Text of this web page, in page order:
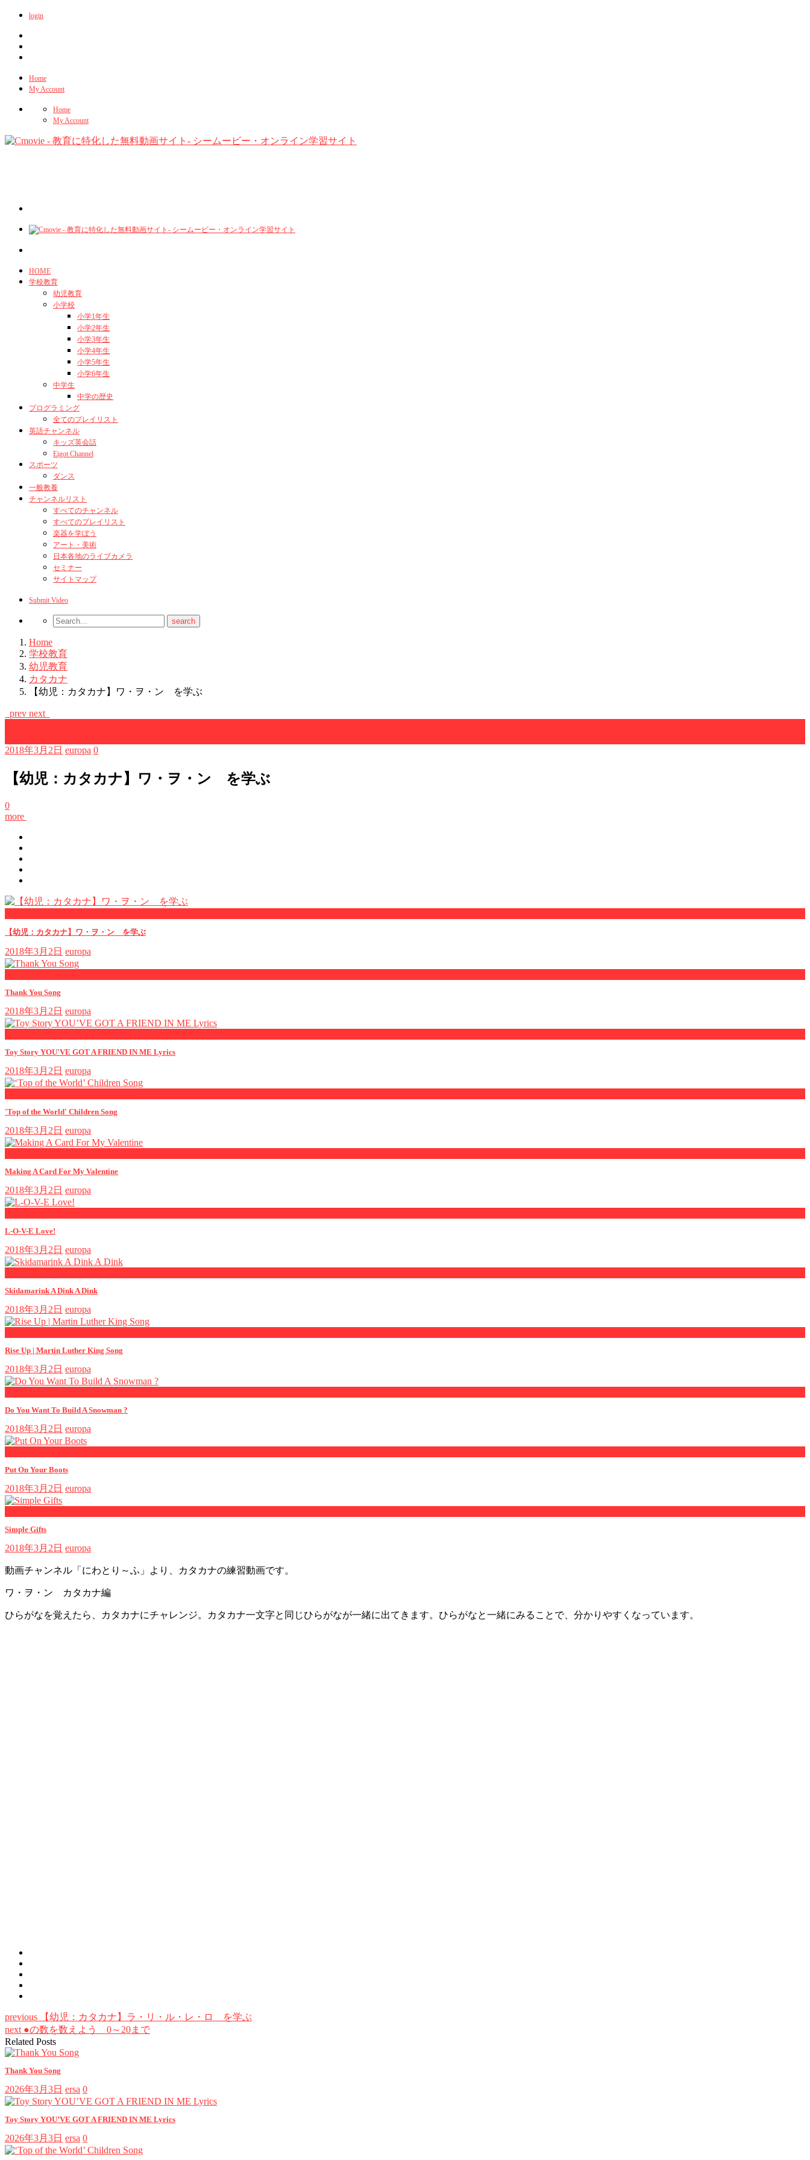
login
Home
My Account
Home
My Account
HOME
学校教育
幼児教育
小学校
小学1年生
小学2年生
小学3年生
小学4年生
小学5年生
小学6年生
中学生
中学の歴史
プログラミング
全てのプレイリスト
英語チャンネル
キッズ英会話
Eigot Channel
スポーツ
ダンス
一般教養
チャンネルリスト
すべてのチャンネル
すべてのプレイリスト
楽器を学ぼう
アート・美術
日本各地のライブカメラ
セミナー
サイトマップ
Submit Video
Home
学校教育
幼児教育
カタカナ
【幼児：カタカナ】ワ・ヲ・ン を学ぶ
prev next
2018年3月2日 europa 0
【幼児：カタカナ】ワ・ヲ・ン を学ぶ
0
more
【幼児：カタカナ】ワ・ヲ・ン を学ぶ
2018年3月2日 europa
Thank You Song
2018年3月2日 europa
Toy Story YOU'VE GOT A FRIEND IN ME Lyrics
2018年3月2日 europa
'Top of the World' Children Song
2018年3月2日 europa
Making A Card For My Valentine
2018年3月2日 europa
L-O-V-E Love!
2018年3月2日 europa
Skidamarink A Dink A Dink
2018年3月2日 europa
Rise Up | Martin Luther King Song
2018年3月2日 europa
Do You Want To Build A Snowman ?
2018年3月2日 europa
Put On Your Boots
2018年3月2日 europa
Simple Gifts
2018年3月2日 europa
動画チャンネル「にわとり～ふ」より、カタカナの練習動画です。
ワ・ヲ・ン カタカナ編
ひらがなを覚えたら、カタカナにチャレンジ。カタカナ一文字と同じひらがなが一緒に出てきます。ひらがなと一緒にみることで、分かりやすくなっています。
previous 【幼児：カタカナ】ラ・リ・ル・レ・ロ を学ぶ
next ●の数を数えよう 0～20まで
Related Posts
Thank You Song
2026年3月3日 ersa 0
Toy Story YOU’VE GOT A FRIEND IN ME Lyrics
2026年3月3日 ersa 0